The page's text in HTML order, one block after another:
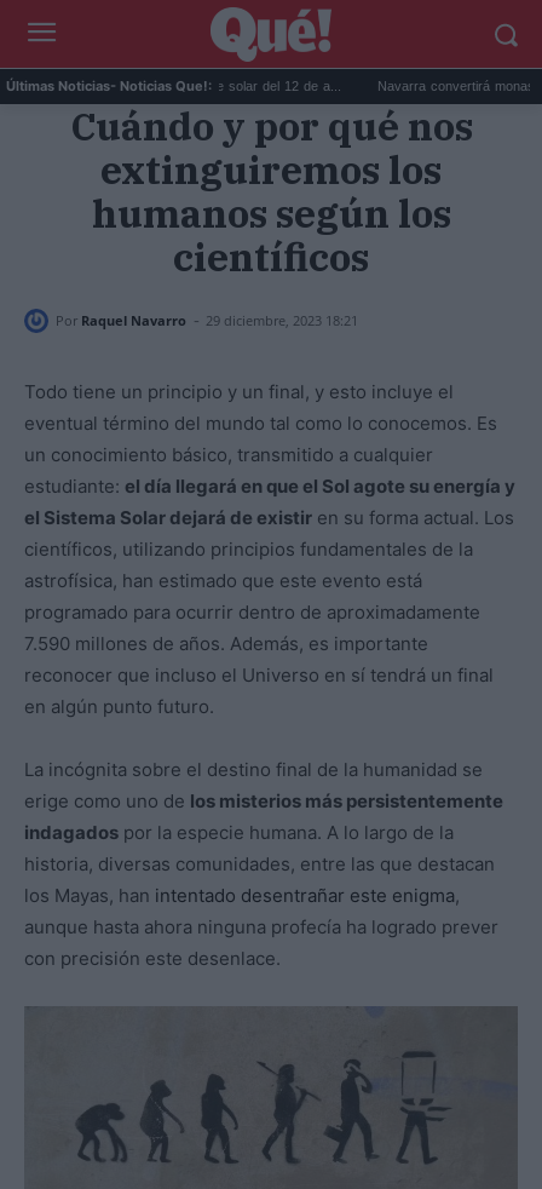
Últimas Noticias- Noticias Que!:
para ver el eclipse solar del 12 de a... Navarra convertirá monasterios y
Cuándo y por qué nos
extinguiremos los
humanos según los
científicos
Por Raquel Navarro - 29 diciembre, 2023 18:21
Todo tiene un principio y un final, y esto incluye el
eventual término del mundo tal como lo conocemos. Es
un conocimiento básico, transmitido a cualquier
estudiante: el día llegará en que el Sol agote su energía y
el Sistema Solar dejará de existir en su forma actual. Los
científicos, utilizando principios fundamentales de la
astrofísica, han estimado que este evento está
programado para ocurrir dentro de aproximadamente
7.590 millones de años. Además, es importante
reconocer que incluso el Universo en sí tendrá un final
en algún punto futuro.
La incógnita sobre el destino final de la humanidad se
erige como uno de los misterios más persistentemente
indagados por la especie humana. A lo largo de la
historia, diversas comunidades, entre las que destacan
los Mayas, han intentado desentrañar este enigma,
aunque hasta ahora ninguna profecía ha logrado prever
con precisión este desenlace.